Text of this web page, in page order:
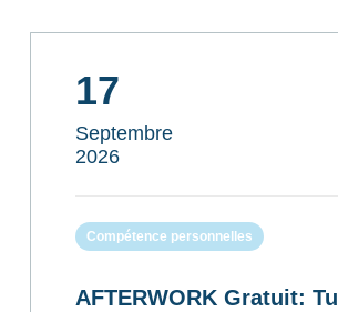
17
Septembre
2026
Compétence personnelles
AFTERWORK Gratuit: